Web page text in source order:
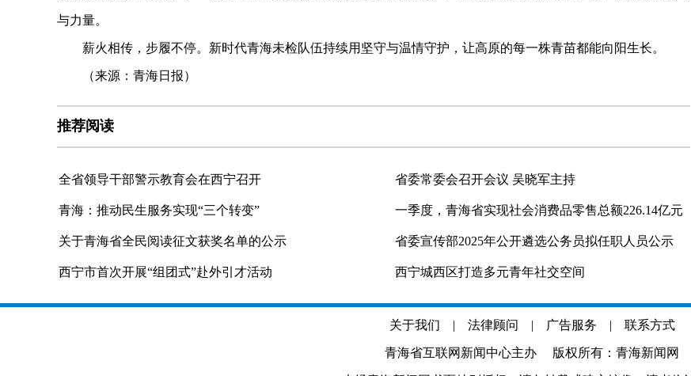
与力量。
薪火相传，步履不停。新时代青海未检队伍持续用坚守与温情守护，让高原的每一株青苗都能向阳生长。
（来源：青海日报）
推荐阅读
全省领导干部警示教育会在西宁召开 省委常委会召开会议 吴晓军主持
青海：推动民生服务实现“三个转变” 一季度，青海省实现社会消费品零售总额226.14亿元
关于青海省全民阅读征文获奖名单的公示 省委宣传部2025年公开遴选公务员拟任职人员公示
西宁市首次开展“组团式”赴外引才活动 西宁城西区打造多元青年社交空间
关于我们 | 法律顾问 | 广告服务 | 联系方式
青海省互联网新闻中心主办 版权所有：青海新闻网